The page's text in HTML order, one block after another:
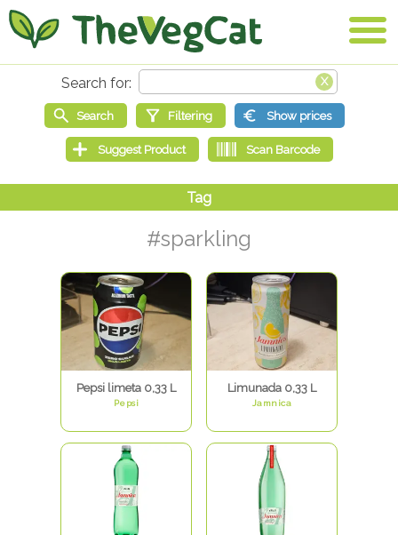
#sparkling
Pepsi limeta 0,33 L
Pepsi
Limunada 0,33 L
Jamnica